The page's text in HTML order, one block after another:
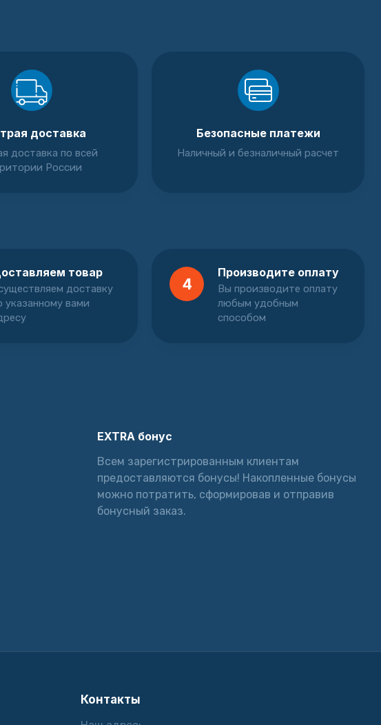
доставка
доставка по всей
России
Безопасные платежи
Наличный и безналичный расчет
товар
доставку
указанному вами
4
Производите оплату
Вы производите оплату
любым удобным
способом
EXTRA бонус
Всем зарегистрированным клиентам
предоставляются бонусы! Накопленные бонусы
можно потратить, сформировав и отправив
бонусный заказ.
Контакты